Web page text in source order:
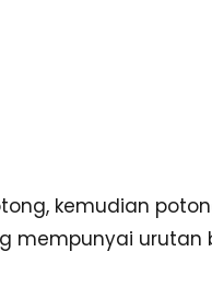
kemudian
mempunyai